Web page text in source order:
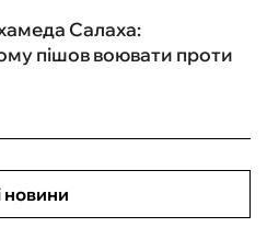
Салаха:
пішов воювати проти
новини